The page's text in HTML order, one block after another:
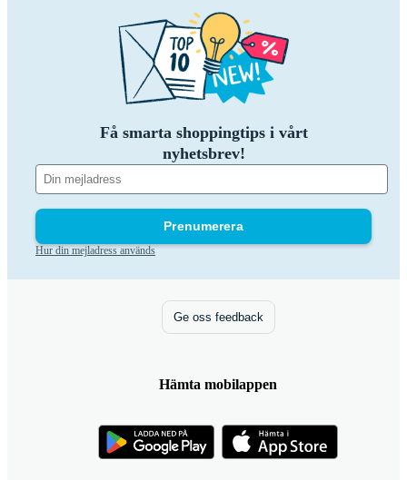
Få smarta shoppingtips i vårt
nyhetsbrev!
Prenumerera
Hur din mejladress används
Ge oss feedback
Hämta mobilappen